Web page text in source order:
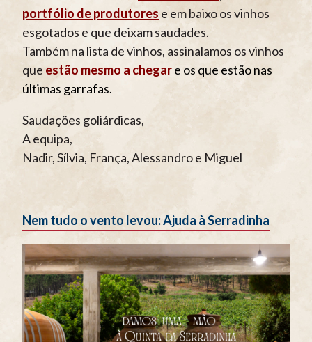
portfólio de produtores e em baixo os vinhos
esgotados e que deixam saudades.
Também na lista de vinhos, assinalamos os vinhos
que estão mesmo a chegare os que estão nas
últimas garrafas.
Saudações goliárdicas,
A equipa,
Nadir, Sílvia, França, Alessandro e Miguel
Nem tudo o vento levou:Ajuda à Serradinha